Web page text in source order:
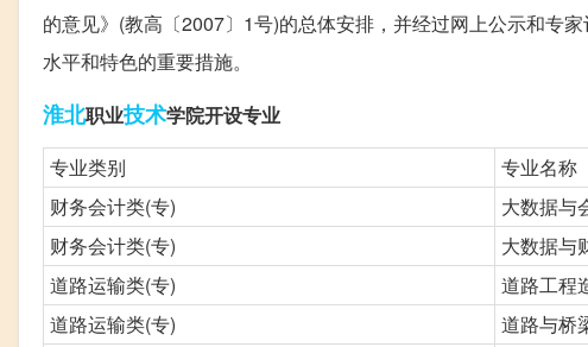
的意见》(教高〔2007〕1号)的总体安排，并经过网上公示和专
水平和特色的重要措施。
淮北职业技术学院开设专业
专业类别
专业名称
财务会计类(专)
大数据与
财务会计类(专)
大数据与
道路运输类(专)
道路工程
道路运输类(专)
道路与桥